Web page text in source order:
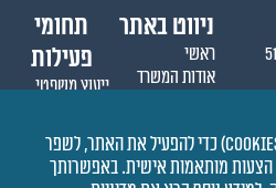
ניווט באתר
ראשי
אודות המשרד
תחומי
פעילות
ייעוץ משפטי
סנדאות והרצאות
בתקנון האתר ותנאי שימוש
אנו משתמשים בעוגיות (Cookies) כדי להפעיל את האתר, לשפר
הצעות מותאמות אישית. באפשרותך